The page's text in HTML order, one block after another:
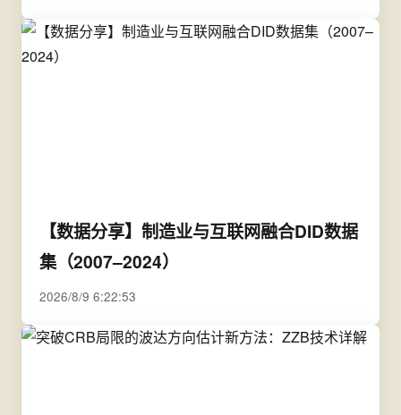
【数据分享】制造业与互联网融合DID数据
集（2007–2024）
2026/8/9 6:22:53